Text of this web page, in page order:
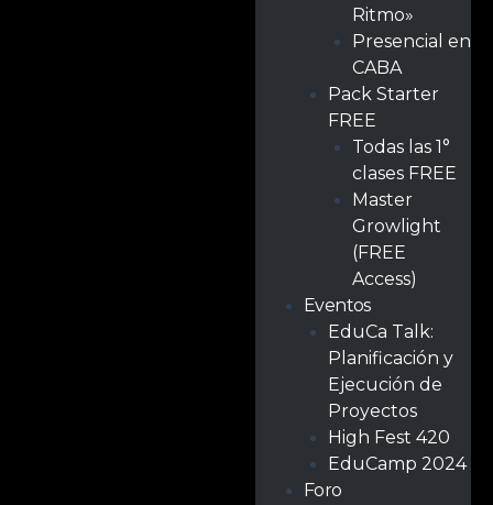
Ritmo»
Presencial en
CABA
Pack Starter
FREE
Todas las 1°
clases FREE
Master
Growlight
(FREE
Access)
Eventos
EduCa Talk:
Planificación y
Ejecución de
Proyectos
High Fest 420
EduCamp 2024
Foro